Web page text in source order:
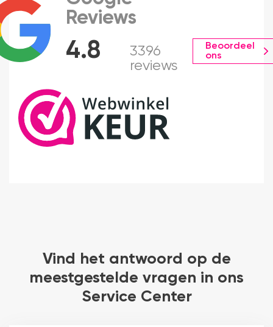
4.8
Reviews
3396
reviews
Beoordeel
ons
Vind het antwoord op de
meestgestelde vragen in ons
Service Center